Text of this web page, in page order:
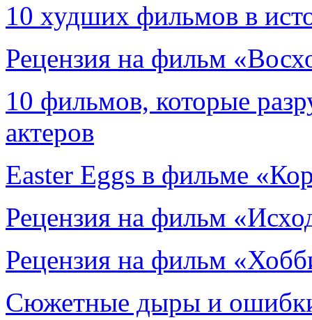
10 худших фильмов в
Рецензия на фильм
10 фильмов, которые
актеров
Easter Eggs в фильме
Рецензия на фильм
Рецензия на фильм
Сюжетные дыры и